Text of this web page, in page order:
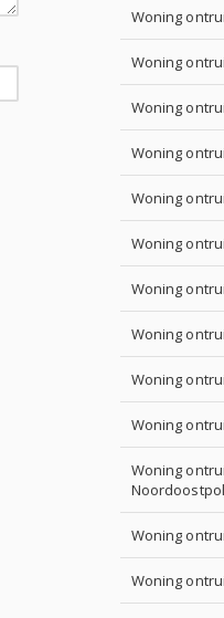
Woning
Woning
Woning
Woning
Woning
Woning
Woning
Woning
Woning
Woning
Woning
Woning
Woning